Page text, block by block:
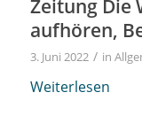
Zeitung Die
aufhören,
3. Juni 2022 / in
Weiterlesen